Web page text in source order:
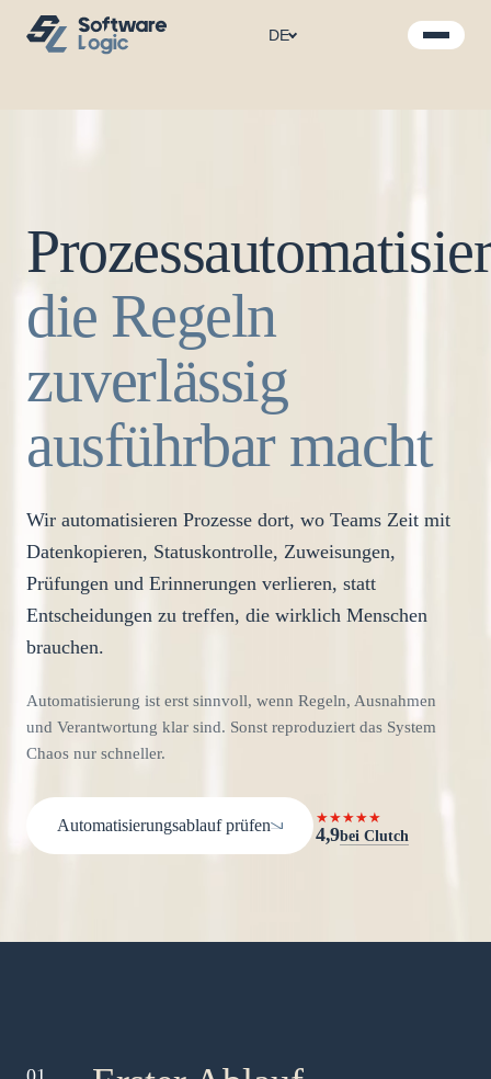
DE
die Regeln
zuverlässig
ausführbar macht
Wir automatisieren Prozesse dort, wo Teams Zeit mit
Datenkopieren, Statuskontrolle, Zuweisungen,
Prüfungen und Erinnerungen verlieren, statt
Entscheidungen zu treffen, die wirklich Menschen
brauchen.
Automatisierung ist erst sinnvoll, wenn Regeln, Ausnahmen
und Verantwortung klar sind. Sonst reproduziert das System
Chaos nur schneller.
Automatisierungsablauf prüfen ★★★★★
4,9bei Clutch